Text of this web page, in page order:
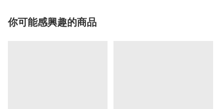
你可能感興趣的商品